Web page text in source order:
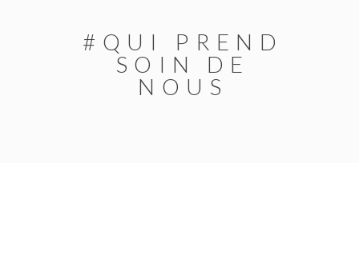
#QUI PREND
SOIN DE
NOUS